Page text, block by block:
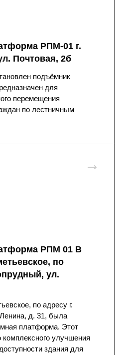
РПМ-01 г.
Почтовая, 2б
подъёмник
для
перемещения
по лестничным
РПМ 01 В
по
ул.
по адресу г.
д. 31, была
платформа. Этот
комплексного улучшения
здания для